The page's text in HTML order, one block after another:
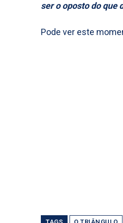
ser o oposto do que
Pode ver este